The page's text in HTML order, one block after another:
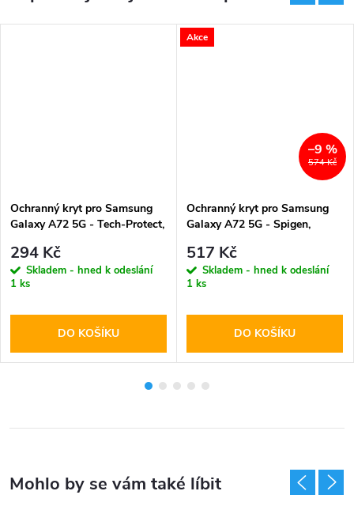
Ochranný kryt pro Samsung
Galaxy A72 5G - Tech-Protect,
294 Kč
Skladem - hned k odeslání
1 ks
DO KOŠÍKU
Akce
574 Kč
–9 %
Ochranný kryt pro Samsung
Galaxy A72 5G - Spigen,
517 Kč
Skladem - hned k odeslání
1 ks
DO KOŠÍKU